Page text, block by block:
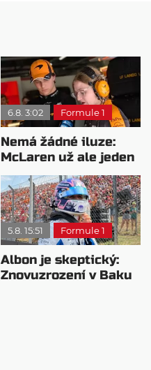
6.8. 3:02 Formule 1
Nemá žádné iluze:
McLaren už ale jeden
návrat ze dna dokázal
5.8. 15:51 Formule 1
Albon je skeptický:
Znovuzrození v Baku